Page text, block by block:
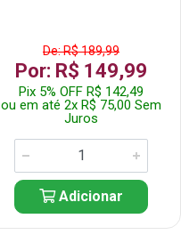
De: R$ 189,99
Por: R$ 149,99
Pix 5% OFF R$ 142,49
ou em até 2x R$ 75,00 Sem
Juros
Adicionar